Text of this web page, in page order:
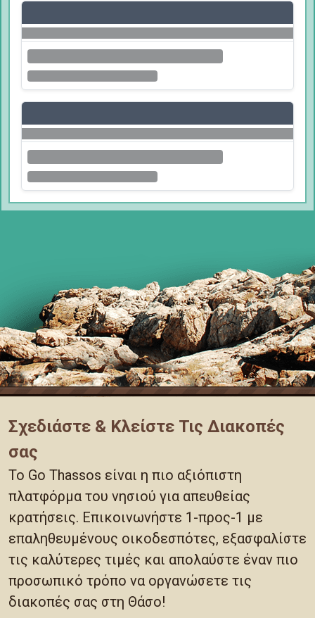
Σχεδιάστε & Κλείστε Τις Διακοπές
σας
Το Go Thassos είναι η πιο αξιόπιστη
πλατφόρμα του νησιού για απευθείας
κρατήσεις. Επικοινωνήστε 1-προς-1 με
επαληθευμένους οικοδεσπότες, εξασφαλίστε
τις καλύτερες τιμές και απολαύστε έναν πιο
προσωπικό τρόπο να οργανώσετε τις
διακοπές σας στη Θάσο!